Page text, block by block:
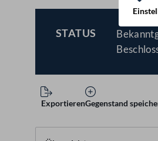
STATUS
BESCHLOSSEN
ExportierenGegenstand